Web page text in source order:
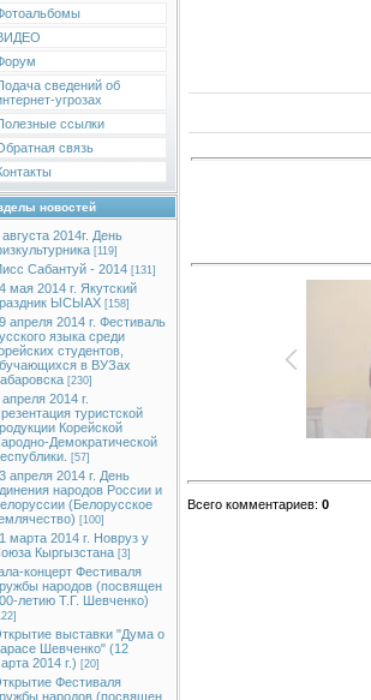
сведений об
угрозах
ссылки
связь
новостей
2014г. День
[119]
Сабантуй - 2014 [131]
мая 2014 г. Якутский
ЫСЫАХ [158]
апреля 2014 г. Фестиваль
языка среди
студентов,
в ВУЗах
[230]
2014 г.
туристской
Корейской
Демократической
[57]
апреля 2014 г. День
народов России и
(Белорусское
[100]
марта 2014 г. Новруз у
Кыргызстана [3]
концерт Фестиваля
народов (посвящен
летию Т.Г. Шевченко)
выставки "Дума о
Шевченко" (12
2014 г.) [20]
Фестиваля
народов (посвящен
Всего комментариев: 0